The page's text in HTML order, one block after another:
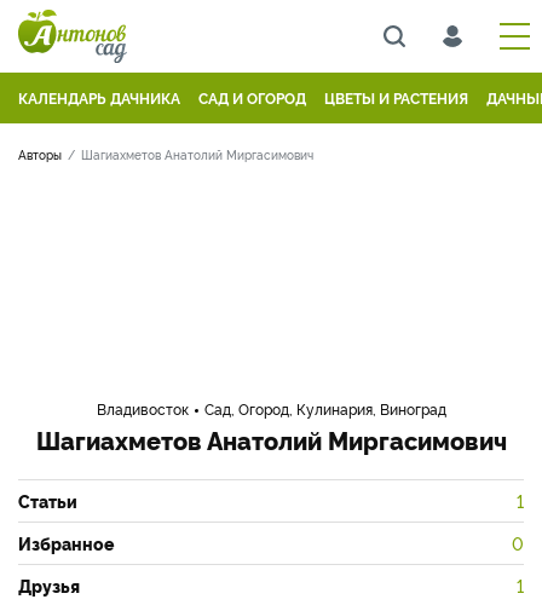
КАЛЕНДАРЬ ДАЧНИКА САД И ОГОРОД ЦВЕТЫ И РАСТЕНИЯ
Авторы Шагиахметов Анатолий Миргасимович
Владивосток Сад, Огород, Кулинария, Виноград
Шагиахметов Анатолий Миргасимович
Статьи 1
Избранное 0
Друзья 1